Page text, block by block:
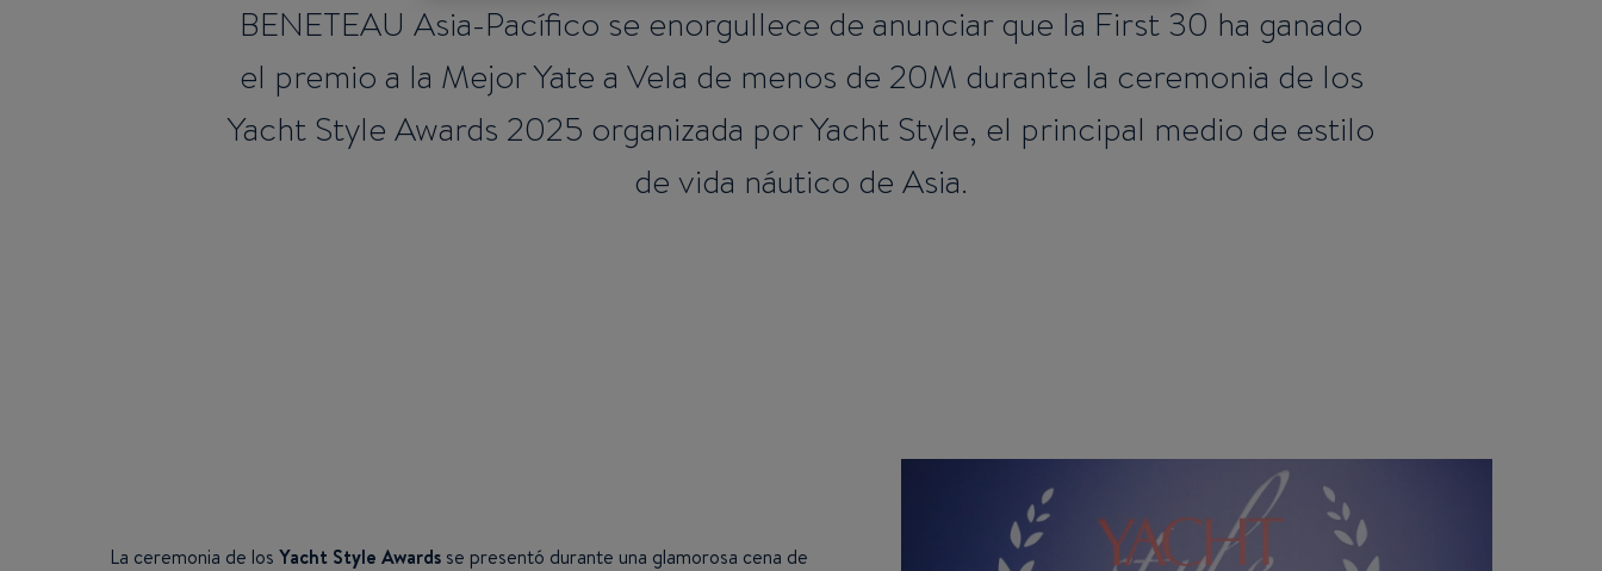
BENETEAU Asia-Pacífico se enorgullece de anunciar que la First 30 ha ganado
el premio a la Mejor Yate a Vela de menos de 20M durante la ceremonia de los
Yacht Style Awards 2025 organizada por Yacht Style, el principal medio de estilo
de vida náutico de Asia.
La ceremonia de los Yacht Style Awards se presentó durante una glamorosa cena de